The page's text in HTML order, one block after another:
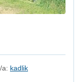
a: kadlik